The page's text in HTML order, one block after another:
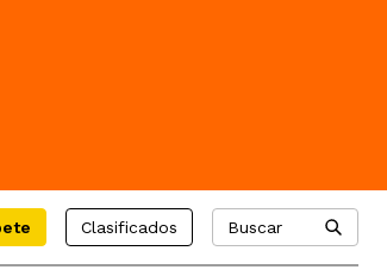
Clasificados Buscar